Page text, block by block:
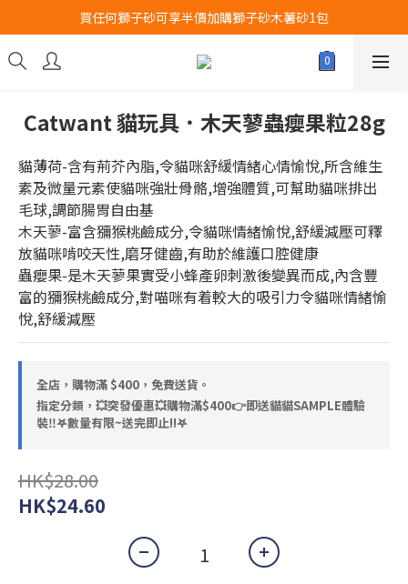
Airbuggy 全線現貨8折！立即點擊火速搶購
買任何獅子砂可享半價加購獅子砂木薯砂1包
Airbuggy 全線現貨8折！立即點擊火速搶購
Catwant 貓玩具．木天蓼蟲癭果粒28g
貓薄荷-含有荊芥內脂,令貓咪舒緩情緒心情愉悅,所含維生
素及微量元素使貓咪強壯骨骼,增強體質,可幫助貓咪排出
毛球,調節腸胃自由基
木天蓼-富含獼猴桃鹼成分,令貓咪情緒愉悅,舒緩減壓可釋
放貓咪啃咬天性,磨牙健齒,有助於維護口腔健康
蟲癭果-是木天蓼果實受小蜂產卵刺激後變異而成,內含豐
富的獼猴桃鹼成分,對喵咪有着較大的吸引力令貓咪情緒愉
悅,舒緩減壓
全店，購物滿 $400，免費送貨。
指定分類，💥突發優惠💥購物滿$400👉即送貓貓SAMPLE體驗
裝‼️𖤐數量有限~送完即止!!𖤐
HK$28.00
HK$24.60